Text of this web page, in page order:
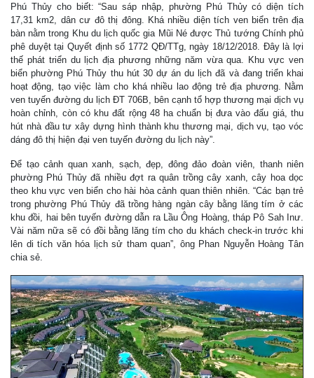
Phú Thủy cho biết: “Sau sáp nhập, phường Phú Thủy có diện tích
17,31 km2, dân cư đô thị đông. Khá nhiều diện tích ven biển trên địa
bàn nằm trong Khu du lịch quốc gia Mũi Né được Thủ tướng Chính phủ
phê duyệt tại Quyết định số 1772 QĐ/TTg, ngày 18/12/2018. Đây là lợi
thế phát triển du lịch địa phương những năm vừa qua. Khu vực ven
biển phường Phú Thủy thu hút 30 dự án du lịch đã và đang triển khai
hoạt động, tạo việc làm cho khá nhiều lao động trẻ địa phương. Nằm
ven tuyến đường du lịch ĐT 706B, bên cạnh tổ hợp thương mại dịch vụ
hoàn chỉnh, còn có khu đất rộng 48 ha chuẩn bị đưa vào đấu giá, thu
hút nhà đầu tư xây dựng hình thành khu thương mại, dịch vụ, tạo vóc
dáng đô thị hiện đại ven tuyến đường du lịch này”.
Để tạo cảnh quan xanh, sạch, đẹp, đông đảo đoàn viên, thanh niên
phường Phú Thủy đã nhiều đợt ra quân trồng cây xanh, cây hoa dọc
theo khu vực ven biển cho hài hòa cảnh quan thiên nhiên. “Các bạn trẻ
trong phường Phú Thủy đã trồng hàng ngàn cây bằng lăng tím ở các
khu đồi, hai bên tuyến đường dẫn ra Lầu Ông Hoàng, tháp Pô Sah Inư.
Vài năm nữa sẽ có đồi bằng lăng tím cho du khách check-in trước khi
lên di tích văn hóa lịch sử tham quan”, ông Phan Nguyễn Hoàng Tân
chia sẻ.